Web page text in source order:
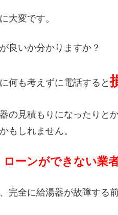
大変です。
良いか分かりますか？
何も考えずに電話すると
の見積もりになったりと
もしれません。
ーンができない業
完全に給湯器が故障する